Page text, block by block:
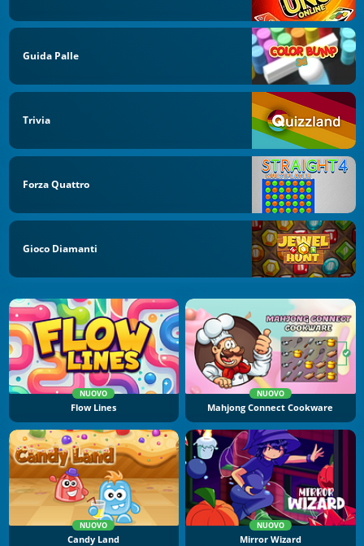
Guida Palle
Trivia
Forza Quattro
Gioco Diamanti
NUOVO
Flow Lines
NUOVO
Mahjong Connect Cookware
NUOVO
Candy Land
NUOVO
Mirror Wizard